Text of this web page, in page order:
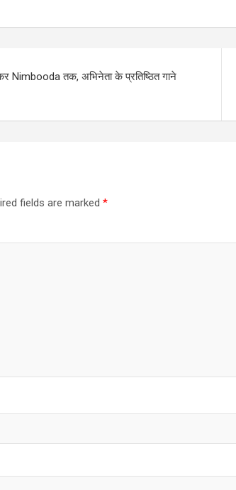
तक, अभिनेता के प्रतिष्ठित गाने
fields are marked *